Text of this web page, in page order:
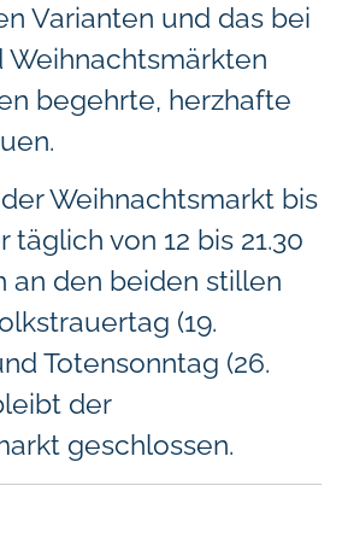
Varianten und das bei
Weihnachtsmärkten
begehrte, herzhafte
Weihnachtsmarkt bis
täglich von 12 bis 21.30
an den beiden stillen
(19.
Totensonntag (26.
der
geschlossen.